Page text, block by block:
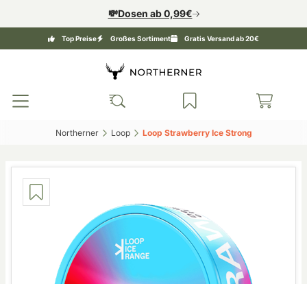
💸Dosen ab 0,99€
Top Preise Großes Sortiment Gratis Versand ab 20€
Northerner‎ Loop‎ Loop Strawberry Ice Strong‎